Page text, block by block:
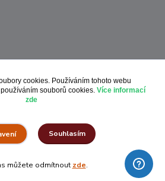
na
Eshop-rychle.cz
cookies. Používáním tohoto webu
souborů cookies. Více informací
zde
Souhlasím
můžete odmítnout zde.